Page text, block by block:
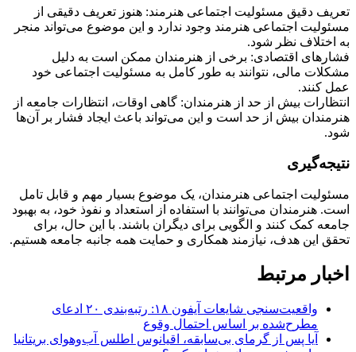
تعریف دقیق مسئولیت اجتماعی هنرمند: هنوز تعریف دقیقی از
مسئولیت اجتماعی هنرمند وجود ندارد و این موضوع می‌تواند منجر
به اختلاف نظر شود.
فشارهای اقتصادی: برخی از هنرمندان ممکن است به دلیل
مشکلات مالی، نتوانند به طور کامل به مسئولیت اجتماعی خود
عمل کنند.
انتظارات بیش از حد از هنرمندان: گاهی اوقات، انتظارات جامعه از
هنرمندان بیش از حد است و این می‌تواند باعث ایجاد فشار بر آن‌ها
شود.
نتیجه‌گیری
مسئولیت اجتماعی هنرمندان، یک موضوع بسیار مهم و قابل تامل
است. هنرمندان می‌توانند با استفاده از استعداد و نفوذ خود، به بهبود
جامعه کمک کنند و الگویی برای دیگران باشند. با این حال، برای
تحقق این هدف، نیازمند همکاری و حمایت همه جانبه جامعه هستیم.
اخبار مرتبط
واقعیت‌سنجی شایعات آیفون ۱۸: رتبه‌بندی ۲۰ ادعای
مطرح‌شده بر اساس احتمال وقوع
آیا پس از گرمای بی‌سابقه، اقیانوس اطلس آب‌وهوای بریتانیا